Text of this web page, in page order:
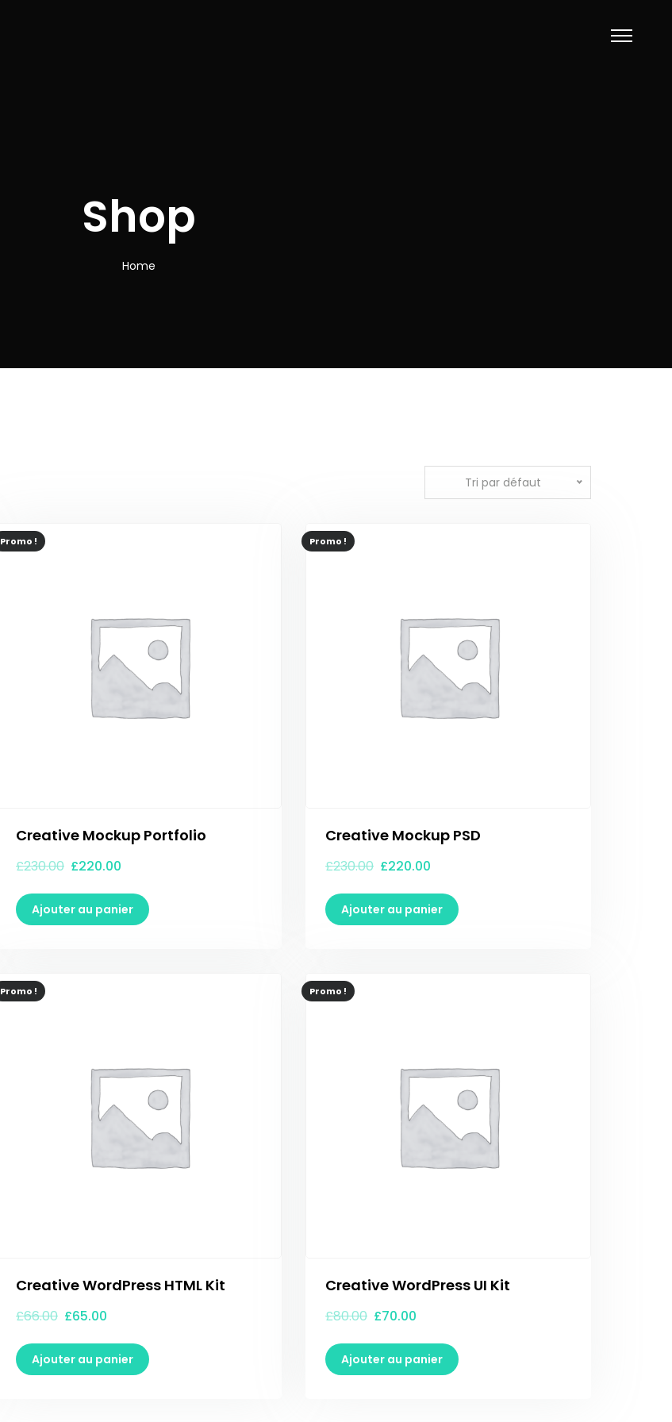
Shop
Home
Tri par défaut
Promo !
Creative Mockup Portfolio
£230.00 £220.00
Ajouter au panier
Promo !
Creative Mockup PSD
£230.00 £220.00
Ajouter au panier
Promo !
Creative WordPress HTML Kit
£66.00 £65.00
Ajouter au panier
Promo !
Creative WordPress UI Kit
£80.00 £70.00
Ajouter au panier